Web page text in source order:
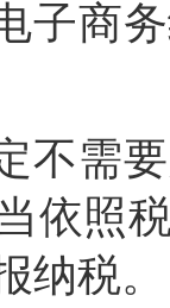
子商务
需要
依照
纳税。